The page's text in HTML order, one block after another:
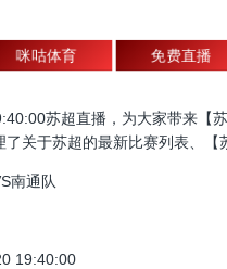
咪咕体育 免费直播
苏超直播，为大家带来【
关于苏超的最新比赛列表、
南通队
19:40:00